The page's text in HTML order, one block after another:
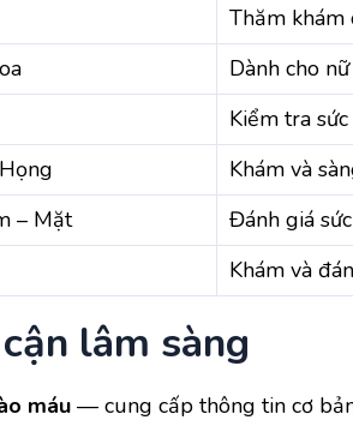
Thăm khám
Dành cho
Kiểm tra
Khám và
– Mặt
Đánh giá
Khám và
lâm sàng
máu — cung cấp thông tin cơ